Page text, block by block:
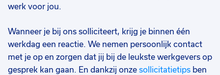
werk voor jou.
Wanneer je bij ons solliciteert, krijg je binnen één
werkdag een reactie. We nemen persoonlijk contact
met je op en zorgen dat jij bij de leukste werkgevers op
gesprek kan gaan. En dankzij onze sollicitatietips ben
Detacheren
Uren per week 0
37 - 40+ uur 6
25 - 32 uur